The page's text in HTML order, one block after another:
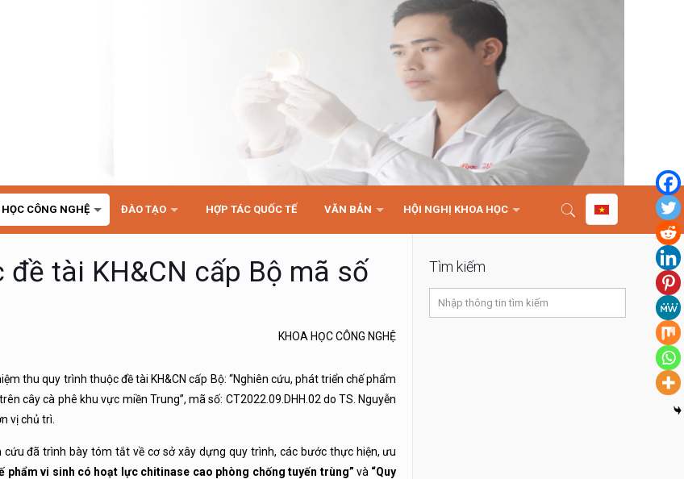
CÔNG NGHỆ ĐÀO TẠO HỢP TÁC QUỐC TẾ VĂN BẢN HỘI NGHỊ KHOA HỌC
tài KH&CN cấp Bộ mã số
KHOA HỌC CÔNG NGHỆ
thu quy trình thuộc đề tài KH&CN cấp Bộ: “Nghiên cứu, phát triển chế phẩm
cây cà phê khu vực miền Trung”, mã số: CT2022.09.DHH.02 do TS. Nguyễn
vị chủ trì.
đã trình bày tóm tắt về cơ sở xây dựng quy trình, các bước thực hiện, ưu
phẩm vi sinh có hoạt lực chitinase cao phòng chống tuyến trùng” và “Quy
Tìm kiếm